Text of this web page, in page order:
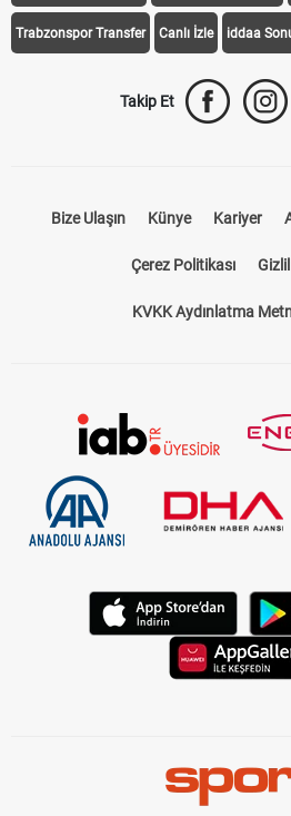
Trabzonspor Transfer Canlı İzle iddaa
Takip Et
Bize Ulaşın Künye Kariyer
Çerez Politikası
KVKK Aydınlatma